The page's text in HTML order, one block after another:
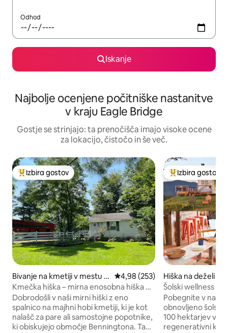
Odhod
Iskanje
Najbolje ocenjene počitniške nastanitve
v kraju Eagle Bridge
Gostje se strinjajo: ta prenočišča imajo visoke ocene
za lokacijo, čistočo in še več.
Najbolj priljubljena prenočišča z značko »Izbira gostov«
Izbira gostov
Bivanje na kmetiji v mestu B
ennington
Povprečna ocena: 4,98 od 5, št.
4,98 (253)
Kmečka hiška – mirna enosobna hiška na
hobi kmetiji
Dobrodošli v naši mirni hiški z eno
spalnico na majhni hobi kmetiji, ki je kot
nalašč za pare ali samostojne popotnike,
ki obiskujejo območje Benningtona. Ta
Najbolj
Izbira gostov
Hiška na deželi v
ftsbury
Šolski wellness
Pobegnite v našo
obnovljeno šolsko
100 hektarjev
regenerativni